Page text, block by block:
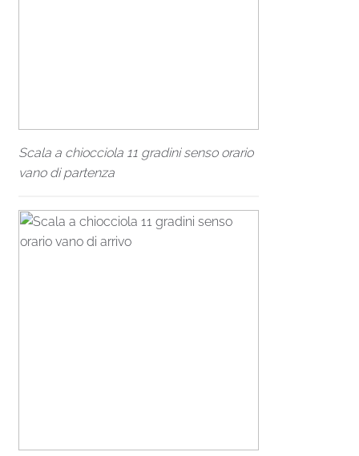
Scala a chiocciola 11 gradini senso orario
vano di partenza